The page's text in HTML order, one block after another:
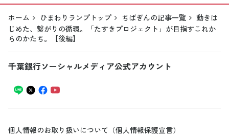
ホーム ひまわりランプトップ ちばぎんの記事一覧
動きは
じめた、繋がりの循環。「たすきプロジェクト」が目指すこれか
らのかたち。【後編】
千葉銀行ソーシャルメディア公式アカウント
個人情報のお取り扱いについて（個人情報保護宣言）